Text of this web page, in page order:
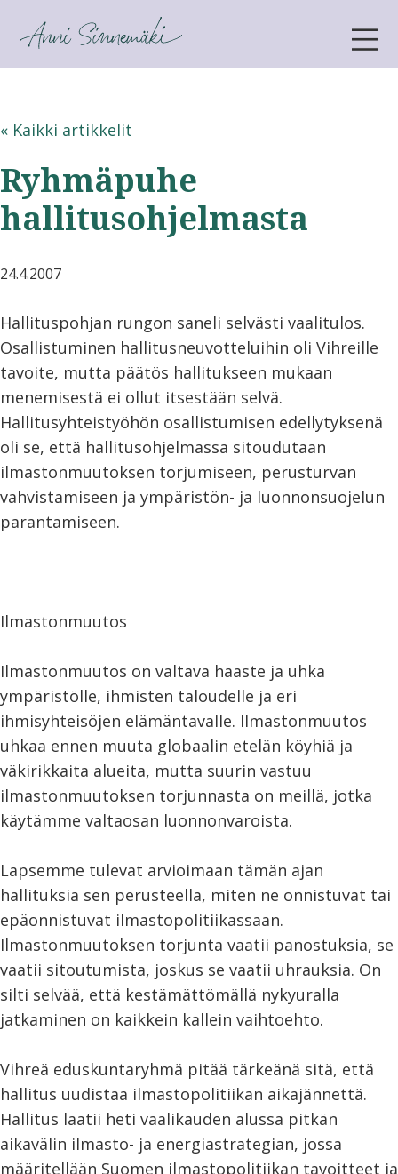
ANNI SINNEMÄKI
« Kaikki artikkelit
Ryhmäpuhe
hallitusohjelmasta
24.4.2007
Hallituspohjan rungon saneli selvästi vaalitulos.
Osallistuminen hallitusneuvotteluihin oli Vihreille
tavoite, mutta päätös hallitukseen mukaan
menemisestä ei ollut itsestään selvä.
Hallitusyhteistyöhön osallistumisen edellytyksenä
oli se, että hallitusohjelmassa sitoudutaan
ilmastonmuutoksen torjumiseen, perusturvan
vahvistamiseen ja ympäristön- ja luonnonsuojelun
parantamiseen.
Ilmastonmuutos
Ilmastonmuutos on valtava haaste ja uhka
ympäristölle, ihmisten taloudelle ja eri
ihmisyhteisöjen elämäntavalle. Ilmastonmuutos
uhkaa ennen muuta globaalin etelän köyhiä ja
väkirikkaita alueita, mutta suurin vastuu
ilmastonmuutoksen torjunnasta on meillä, jotka
käytämme valtaosan luonnonvaroista.
Lapsemme tulevat arvioimaan tämän ajan
hallituksia sen perusteella, miten ne onnistuvat tai
epäonnistuvat ilmastopolitiikassaan.
Ilmastonmuutoksen torjunta vaatii panostuksia, se
vaatii sitoutumista, joskus se vaatii uhrauksia. On
silti selvää, että kestämättömällä nykyuralla
jatkaminen on kaikkein kallein vaihtoehto.
Vihreä eduskuntaryhmä pitää tärkeänä sitä, että
hallitus uudistaa ilmastopolitiikan aikajännettä.
Hallitus laatii heti vaalikauden alussa pitkän
aikavälin ilmasto- ja energiastrategian, jossa
määritellään Suomen ilmastopolitiikan tavoitteet ja